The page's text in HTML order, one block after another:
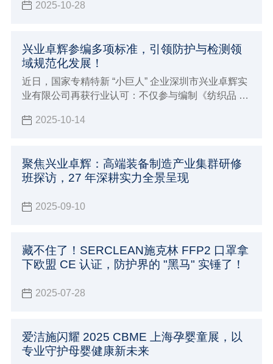
创新能力及高质量发展成果的再次权威认可。
2025-10-28
兴业卓辉参编多项标准，引领防护与检测领
域规范化发展！
近日，国家专精特新 “小巨人” 企业深圳市兴业卓辉实
业有限公司再获行业认可：不仅参与编制《纺织品 纤
分子量聚乙烯纤维及纱线收缩率试验方法》的2项团
防护 防静电工作帽》（GB 31421-2025）现已正式发
布，实施后将会成为该方面的强制性标准。
2025-10-14
聚焦兴业卓辉：高端装备制造产业集群研修
班探访，27 年深耕实力全景呈现
2025-09-10
藏不住了！SERCLEAN施克林 FFP2 口罩拿
下欧盟 CE 认证，防护界的 "黑马" 实锤了！
2025-07-28
爱洁施闪耀 2025 CBME 上海孕婴童展，以
专业守护母婴健康新未来